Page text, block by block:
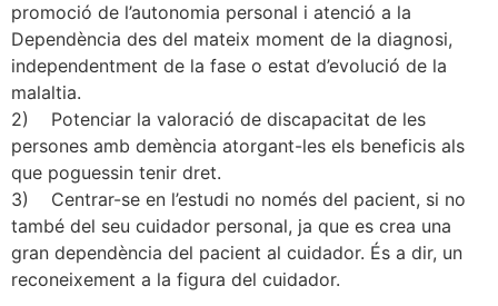
promoció de l’autonomia personal i atenció a la
Dependència des del mateix moment de la diagnosi,
independentment de la fase o estat d’evolució de la
malaltia.
2) Potenciar la valoració de discapacitat de les
persones amb demència atorgant-les els beneficis als
que poguessin tenir dret.
3) Centrar-se en l’estudi no només del pacient, si no
també del seu cuidador personal, ja que es crea una
gran dependència del pacient al cuidador. És a dir, un
reconeixement a la figura del cuidador.